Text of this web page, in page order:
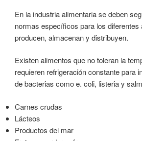
En la industria alimentaria se deben
normas específicos para los diferentes
producen, almacenan y distribuyen.
Existen alimentos que no toleran la
requieren refrigeración constante para
de bacterias como e. coli, listeria y
Carnes crudas
Lácteos
Productos del mar